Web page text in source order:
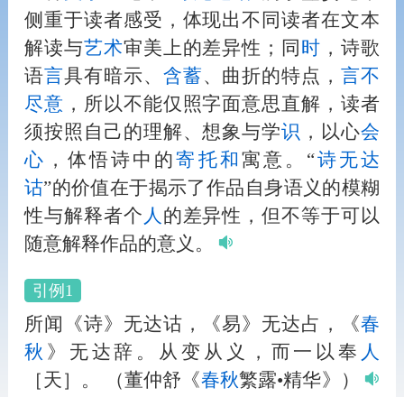
侧重于读者感受，体现出不同读者在文本
解读与艺术审美上的差异性；同 时 ，诗歌
语言具有暗示、 含蓄、曲折的特点，言不
尽意 ，所以不能仅照字面意思直解，读者
须按照自己的理解、想象与学识 ，以心会
心 ，体悟诗中的寄托和 寓意。“诗无达
诂”的价值在于揭示了作品自身语义的模糊
性与解释者个 人 的差异性，但不等于可以
随意解释作品的意义。
引例1
所闻《诗》无达诂，《易》无达占，《春
秋 》无达辞。从变从义，而一以奉 人
［天］。
（董仲舒《春秋繁露•精华》）